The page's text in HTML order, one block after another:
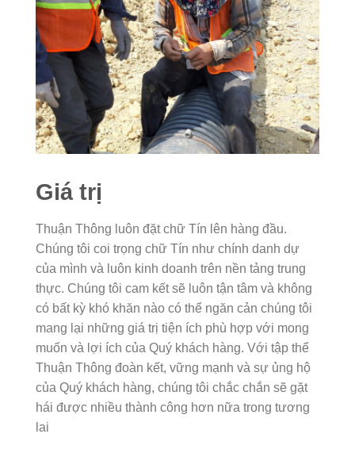
Giá trị
Thuận Thông luôn đặt chữ Tín lên hàng đầu.
Chúng tôi coi trọng chữ Tín như chính danh dự
của mình và luôn kinh doanh trên nền tảng trung
thực. Chúng tôi cam kết sẽ luôn tận tâm và không
có bất kỳ khó khăn nào có thể ngăn cản chúng tôi
mang lại những giá trị tiện ích phù hợp với mong
muốn và lợi ích của Quý khách hàng. Với tập thể
Thuận Thông đoàn kết, vững mạnh và sự ủng hộ
của Quý khách hàng, chúng tôi chắc chắn sẽ gặt
hái được nhiều thành công hơn nữa trong tương
lai